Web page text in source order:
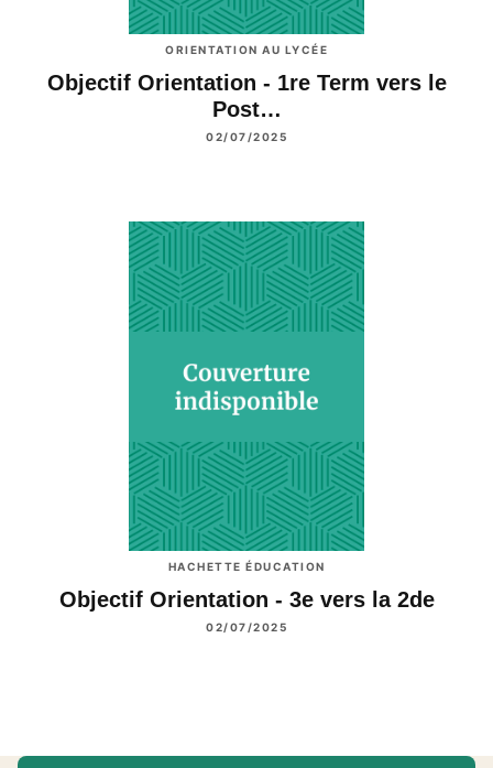
ORIENTATION AU LYCÉE
Objectif Orientation - 1re Term vers le
Post…
02/07/2025
HACHETTE ÉDUCATION
Objectif Orientation - 3e vers la 2de
02/07/2025